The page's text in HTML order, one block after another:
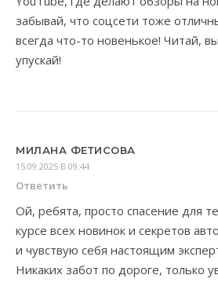
забывай, что соцсети тоже
всегда что-то новенькое! Читай,
упускай!
МИЛАНА ФЕТИСОВА
15.09.2025 В 09:44
Ответить
Ой, ребята, просто спасение для
курсе всех новинок и секретов
и чувствую себя настоящим
Никаких забот по дороге, только